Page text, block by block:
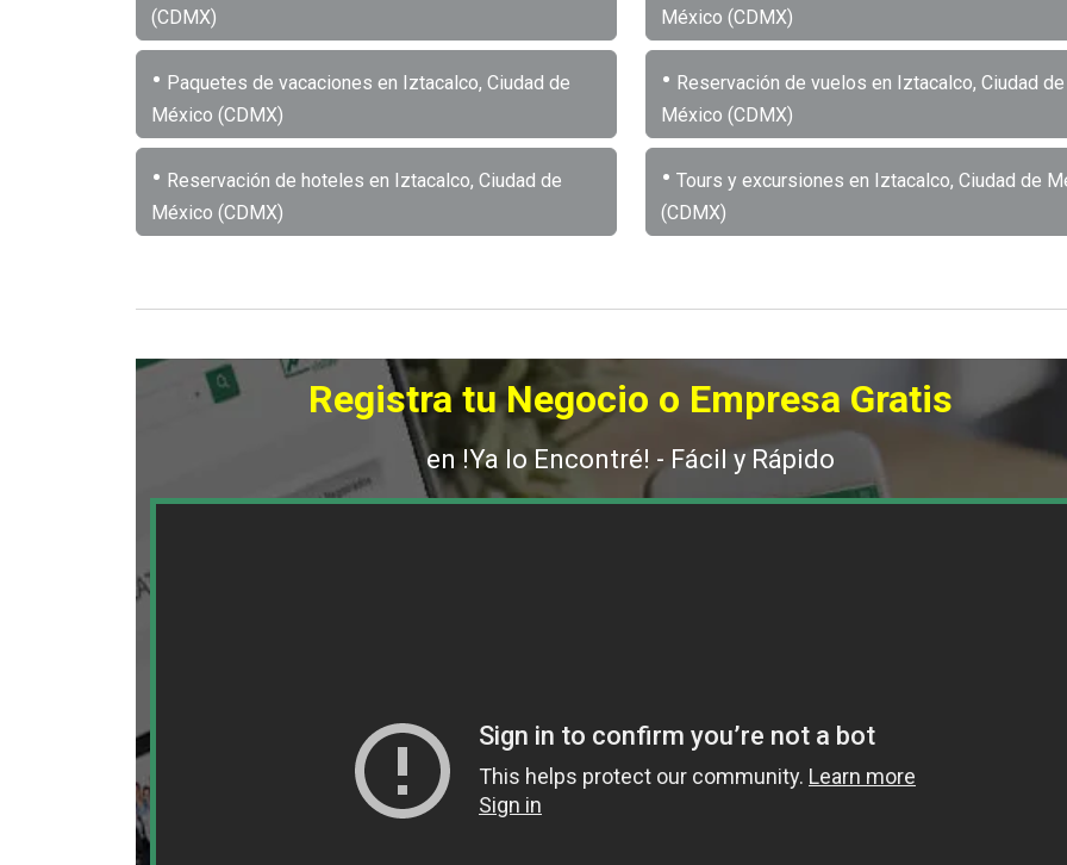
(CDMX)
México (CDMX)
• Paquetes de vacaciones en Iztacalco, Ciudad de
México (CDMX)
• Reservación de vuelos en Iztacalco, Ciudad de
México (CDMX)
• Reservación de hoteles en Iztacalco, Ciudad de
México (CDMX)
• Tours y excursiones en Iztacalco, Ciudad de
(CDMX)
Registra tu Negocio o Empresa Gratis
en !Ya lo Encontré! - Fácil y Rápido